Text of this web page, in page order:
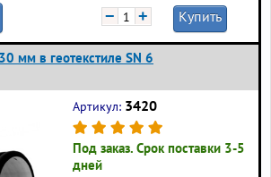
− + Купить
мм в геотекстиле SN 6
Артикул: 3420
Под заказ. Срок поставки 3-5
дней